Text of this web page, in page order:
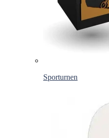
Sporturnen